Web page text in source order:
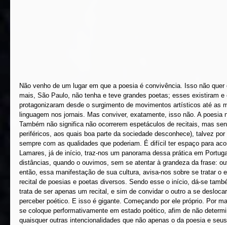
Não venho de um lugar em que a poesia é convivência. Isso não
mais, São Paulo, não tenha e teve grandes poetas; esses existiram
protagonizaram desde o surgimento de movimentos artísticos até as
linguagem nos jornais. Mas conviver, exatamente, isso não. A poesia
Também não significa não ocorrerem espetáculos de recitais, mas
periféricos, aos quais boa parte da sociedade desconhece), talvez
sempre com as qualidades que poderiam. É difícil ter espaço para
Lamares, já de início, traz-nos um panorama dessa prática em
distâncias, quando o ouvimos, sem se atentar à grandeza da frase:
então, essa manifestação de sua cultura, avisa-nos sobre se tratar o
recital de poesias e poetas diversos. Sendo esse o início, dá-se
trata de ser apenas um recital, e sim de convidar o outro a se
perceber poético. E isso é gigante. Começando por ele próprio. Por
se coloque performativamente em estado poético, afim de não
quaisquer outras intencionalidades que não apenas o da poesia e